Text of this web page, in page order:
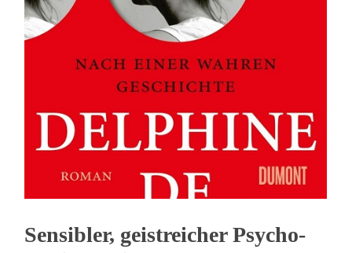
Sensibler, geistreicher Psycho-